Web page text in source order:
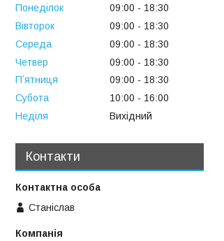
Понеділок 09:00
18:30
Вівторок
09:00
18:30
Середа
09:00
18:30
Четвер
09:00
18:30
Пʼятниця
09:00
18:30
Субота
10:00
16:00
Неділя
Вихідний
Контакти
Станіслав